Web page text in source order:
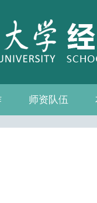
工会
青联会
妇委会
退管会
师资队伍
教师名录
人事专栏
招聘信息
博士后流动站